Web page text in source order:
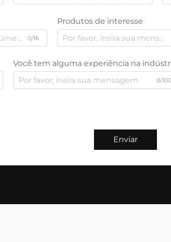
0/16
Produtos de interesse
Você tem alguma experiência na
0/
Enviar